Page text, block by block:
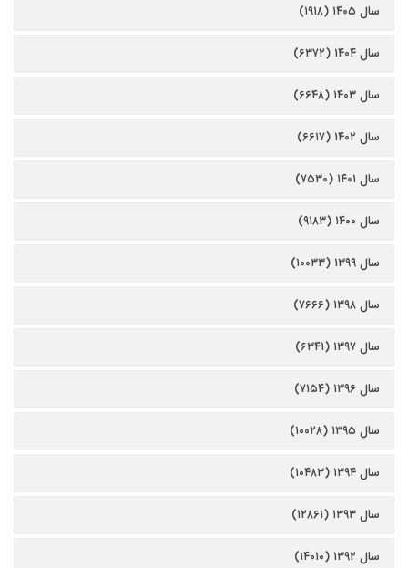
سال ۱۴۰۵ (۱۹۱۸)
سال ۱۴۰۴ (۶۳۷۲)
سال ۱۴۰۳ (۶۶۴۸)
سال ۱۴۰۲ (۶۶۱۷)
سال ۱۴۰۱ (۷۵۳۰)
سال ۱۴۰۰ (۹۱۸۳)
سال ۱۳۹۹ (۱۰۰۳۳)
سال ۱۳۹۸ (۷۶۶۶)
سال ۱۳۹۷ (۶۳۴۱)
سال ۱۳۹۶ (۷۱۵۴)
سال ۱۳۹۵ (۱۰۰۲۸)
سال ۱۳۹۴ (۱۰۴۸۳)
سال ۱۳۹۳ (۱۲۸۶۱)
سال ۱۳۹۲ (۱۴۰۱۰)